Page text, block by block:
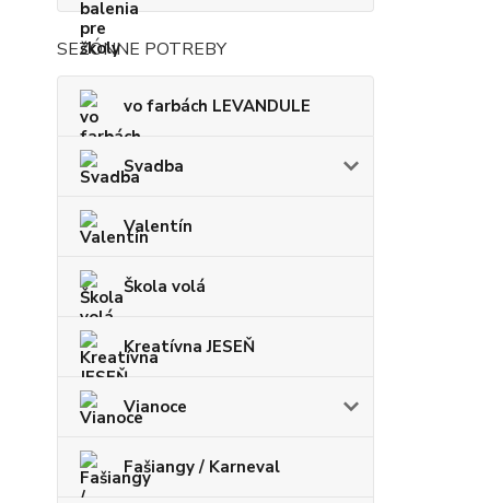
SEZÓNNE POTREBY
vo farbách LEVANDULE
Svadba
Valentín
Škola volá
Kreatívna JESEŇ
Vianoce
Fašiangy / Karneval